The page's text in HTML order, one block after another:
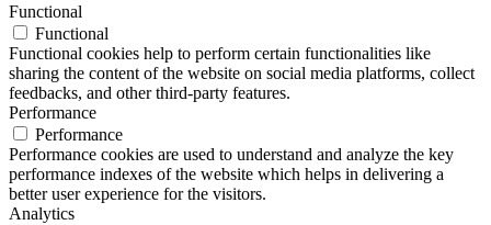
Functional
Functional
Functional cookies help to perform certain functionalities like
sharing the content of the website on social media platforms, collect
feedbacks, and other third-party features.
Performance
Performance
Performance cookies are used to understand and analyze the key
performance indexes of the website which helps in delivering a
better user experience for the visitors.
Analytics